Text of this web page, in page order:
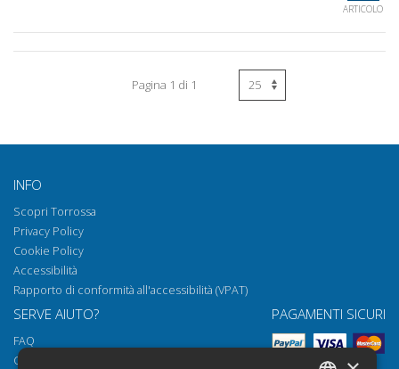
ARTICOLO
Pagina 1 di 1
INFO
Scopri Torrossa
Privacy Policy
Cookie Policy
Accessibilità
Rapporto di conformità all'accessibilità (VPAT)
SERVE AIUTO?
FAQ
Come aprire i nostri documenti
PAGAMENTI SICURI